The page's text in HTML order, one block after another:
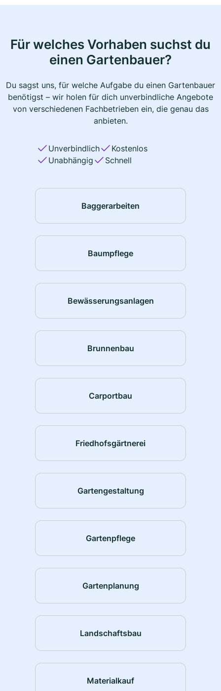
Für welches Vorhaben suchst du
einen Gartenbauer?
Du sagst uns, für welche Aufgabe du einen Gartenbauer
benötigst – wir holen für dich unverbindliche Angebote
von verschiedenen Fachbetrieben ein, die genau das
anbieten.
Unverbindlich
Kostenlos
Unabhängig
Schnell
Baggerarbeiten
Baumpflege
Bewässerungsanlagen
Brunnenbau
Carportbau
Friedhofsgärtnerei
Gartengestaltung
Gartenpflege
Gartenplanung
Landschaftsbau
Materialkauf